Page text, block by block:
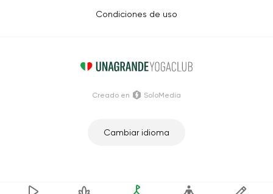
Condiciones de uso
Cambiar idioma
Creado en SoloMedia